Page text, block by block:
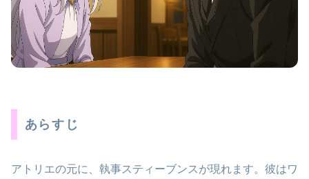
あらすじ
アトリエの元に、執事スティーブンスが現れます。彼はワ